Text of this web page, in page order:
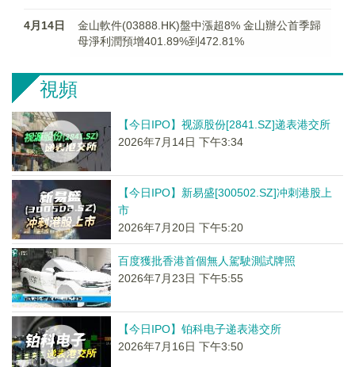
4月14日
金山軟件(03888.HK)盤中漲超8% 金山辦公首季歸
母淨利潤預增401.89%到472.81%
視頻
【今日IPO】视源股份[2841.SZ]递表港交所
2026年7月14日 下午3:34
【今日IPO】新易盛[300502.SZ]冲刺港股上
市
2026年7月20日 下午5:20
百度獲批香港首個無人駕駛測試牌照
2026年7月23日 下午5:55
【今日IPO】铂科电子递表港交所
2026年7月16日 下午3:50